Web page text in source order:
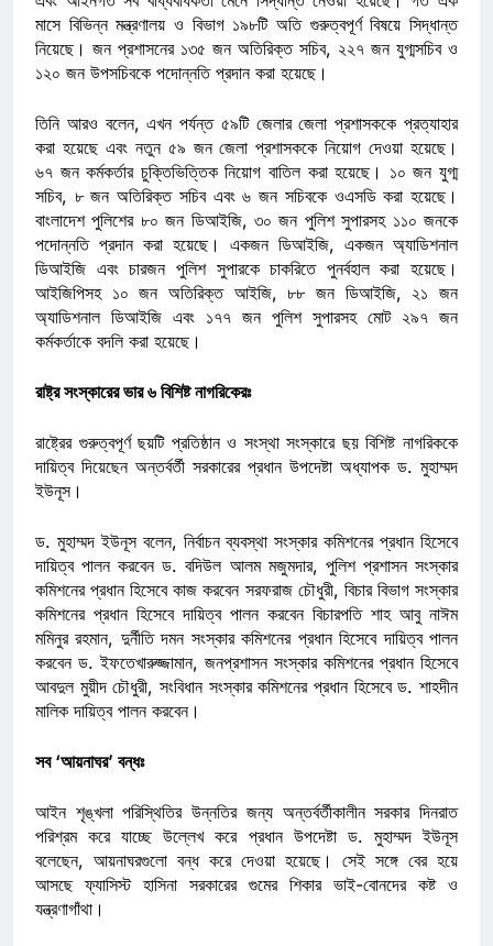
মাসে বিভিন্ন মন্ত্রণালয় ও বিভাগ ১৯৮টি অতি গুরুত্বপূর্ণ বিষয়ে সিদ্ধান্ত
নিয়েছে। জন প্রশাসনের ১৩৫ জন অতিরিক্ত সচিব, ২২৭ জন যুগ্মসচিব ও
১২০ জন উপসচিবকে পদোন্নতি প্রদান করা হয়েছে।
তিনি আরও বলেন, এখন পর্যন্ত ৫৯টি জেলার জেলা প্রশাসককে প্রত্যাহার
করা হয়েছে এবং নতুন ৫৯ জন জেলা প্রশাসককে নিয়োগ দেওয়া হয়েছে।
৬৭ জন কর্মকর্তার চুক্তিভিত্তিক নিয়োগ বাতিল করা হয়েছে। ১০ জন যুগ্ম
সচিব, ৮ জন অতিরিক্ত সচিব এবং ৬ জন সচিবকে ওএসডি করা হয়েছে।
বাংলাদেশ পুলিশের ৮০ জন ডিআইজি, ৩০ জন পুলিশ সুপারসহ ১১০ জনকে
পদোন্নতি প্রদান করা হয়েছে। একজন ডিআইজি, একজন অ্যাডিশনাল
ডিআইজি এবং চারজন পুলিশ সুপারকে চাকরিতে পুনর্বহাল করা হয়েছে।
আইজিপিসহ ১০ জন অতিরিক্ত আইজি, ৮৮ জন ডিআইজি, ২১ জন
অ্যাডিশনাল ডিআইজি এবং ১৭৭ জন পুলিশ সুপারসহ মোট ২৯৭ জন
কর্মকর্তাকে বদলি করা হয়েছে।
রাষ্ট্র সংস্কারের ভার ৬ বিশিষ্ট নাগরিকেরঃ
রাষ্ট্রের গুরুত্বপূর্ণ ছয়টি প্রতিষ্ঠান ও সংস্থা সংস্কারে ছয় বিশিষ্ট নাগরিককে
দায়িত্ব দিয়েছেন অন্তর্বর্তী সরকারের প্রধান উপদেষ্টা অধ্যাপক ড. মুহাম্মদ
ইউনূস।
ড. মুহাম্মদ ইউনূস বলেন, নির্বাচন ব্যবস্থা সংস্কার কমিশনের প্রধান হিসেবে
দায়িত্ব পালন করবেন ড. বদিউল আলম মজুমদার, পুলিশ প্রশাসন সংস্কার
কমিশনের প্রধান হিসেবে কাজ করবেন সরফরাজ চৌধুরী, বিচার বিভাগ সংস্কার
কমিশনের প্রধান হিসেবে দায়িত্ব পালন করবেন বিচারপতি শাহ আবু নাঈম
মমিনুর রহমান, দুর্নীতি দমন সংস্কার কমিশনের প্রধান হিসেবে দায়িত্ব পালন
করবেন ড. ইফতেখারুজ্জামান, জনপ্রশাসন সংস্কার কমিশনের প্রধান হিসেবে
আবদুল মুয়ীদ চৌধুরী, সংবিধান সংস্কার কমিশনের প্রধান হিসেবে ড. শাহদীন
মালিক দায়িত্ব পালন করবেন।
সব ‘আয়নাঘর’ বন্ধঃ
আইন শৃঙ্খলা পরিস্থিতির উন্নতির জন্য অন্তর্বর্তীকালীন সরকার দিনরাত
পরিশ্রম করে যাচ্ছে উল্লেখ করে প্রধান উপদেষ্টা ড. মুহাম্মদ ইউনূস
বলেছেন, আয়নাঘরগুলো বন্ধ করে দেওয়া হয়েছে। সেই সঙ্গে বের হয়ে
আসছে ফ্যাসিস্ট হাসিনা সরকারের গুমের শিকার ভাই-বোনদের কষ্ট ও
যন্ত্রণাগাঁথা।